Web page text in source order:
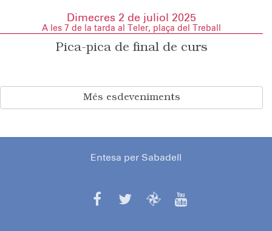
Dimecres 2 de juliol 2025
A les 7 de la tarda al Teler, plaça del Treball
Pica-pica de final de curs
Més esdeveniments
Entesa per Sabadell